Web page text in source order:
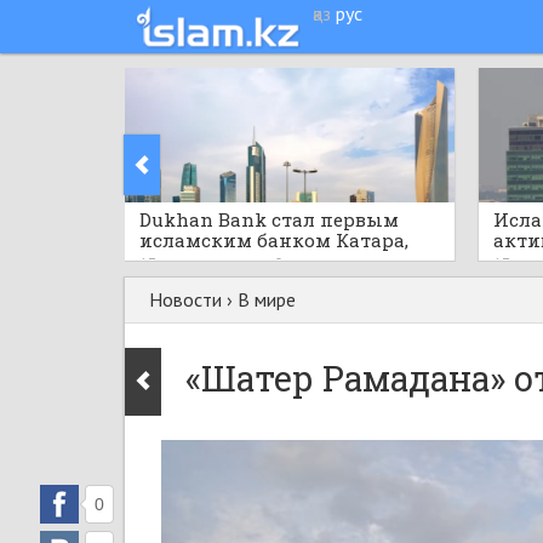
қаз рус
Dukhan Bank стал первым
исламским банком Катара,
запустившим Kinexys
17 часов назад 0 17
Новости › В мире
«Шатер Рамадана»
0